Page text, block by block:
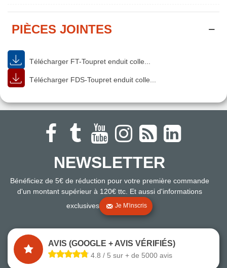
PIÈCES JOINTES
Télécharger FT-Toupret enduit colle...
Télécharger FDS-Toupret enduit colle...
NEWSLETTER
Bénéficiez de 5€ de réduction pour votre première commande
d'un montant supérieur à 120€ ttc. Et aussi d'informations
exclusives
Je M'inscris
AVIS (GOOGLE + AVIS VÉRIFIÉS)
4.8 / 5 sur + de 5000 avis